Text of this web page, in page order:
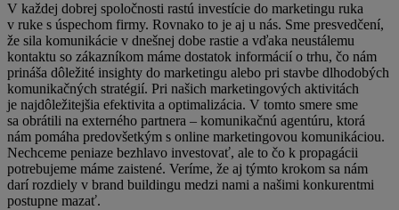
V každej dobrej spoločnosti rastú investície do marketingu ruka
v ruke s úspechom firmy. Rovnako to je aj u nás. Sme presvedčení,
že sila komunikácie v dnešnej dobe rastie a vďaka neustálemu
kontaktu so zákazníkom máme dostatok informácií o trhu, čo nám
prináša dôležité insighty do marketingu alebo pri stavbe dlhodobých
komunikačných stratégií. Pri našich marketingových aktivitách
je najdôležitejšia efektivita a optimalizácia. V tomto smere sme
sa obrátili na externého partnera – komunikačnú agentúru, ktorá
nám pomáha predovšetkým s online marketingovou komunikáciou.
Nechceme peniaze bezhlavo investovať, ale to čo k propagácii
potrebujeme máme zaistené. Veríme, že aj týmto krokom sa nám
darí rozdiely v brand buildingu medzi nami a našimi konkurentmi
postupne mazať.